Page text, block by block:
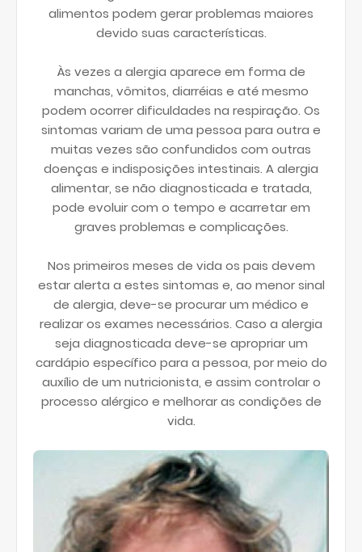
alimentos podem gerar problemas maiores
devido suas características.
Às vezes a alergia aparece em forma de
manchas, vômitos, diarréias e até mesmo
podem ocorrer dificuldades na respiração. Os
sintomas variam de uma pessoa para outra e
muitas vezes são confundidos com outras
doenças e indisposições intestinais. A alergia
alimentar, se não diagnosticada e tratada,
pode evoluir com o tempo e acarretar em
graves problemas e complicações.
Nos primeiros meses de vida os pais devem
estar alerta a estes sintomas e, ao menor sinal
de alergia, deve-se procurar um médico e
realizar os exames necessários. Caso a alergia
seja diagnosticada deve-se apropriar um
cardápio específico para a pessoa, por meio do
auxílio de um nutricionista, e assim controlar o
processo alérgico e melhorar as condições de
vida.